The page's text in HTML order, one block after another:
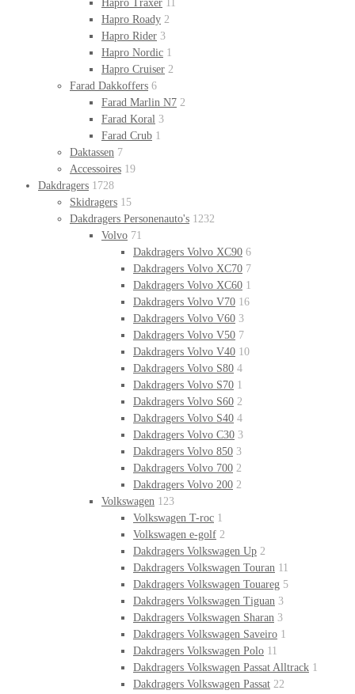
Hapro Traxer 11
Hapro Roady 2
Hapro Rider 3
Hapro Nordic 1
Hapro Cruiser 2
Farad Dakkoffers 6
Farad Marlin N7 2
Farad Koral 3
Farad Crub 1
Daktassen 7
Accessoires 19
Dakdragers 1728
Skidragers 15
Dakdragers Personenauto's 1232
Volvo 71
Dakdragers Volvo XC90 6
Dakdragers Volvo XC70 7
Dakdragers Volvo XC60 1
Dakdragers Volvo V70 16
Dakdragers Volvo V60 3
Dakdragers Volvo V50 7
Dakdragers Volvo V40 10
Dakdragers Volvo S80 4
Dakdragers Volvo S70 1
Dakdragers Volvo S60 2
Dakdragers Volvo S40 4
Dakdragers Volvo C30 3
Dakdragers Volvo 850 3
Dakdragers Volvo 700 2
Dakdragers Volvo 200 2
Volkswagen 123
Volkswagen T-roc 1
Volkswagen e-golf 2
Dakdragers Volkswagen Up 2
Dakdragers Volkswagen Touran 11
Dakdragers Volkswagen Touareg 5
Dakdragers Volkswagen Tiguan 3
Dakdragers Volkswagen Sharan 3
Dakdragers Volkswagen Saveiro 1
Dakdragers Volkswagen Polo 11
Dakdragers Volkswagen Passat Alltrack 1
Dakdragers Volkswagen Passat 22